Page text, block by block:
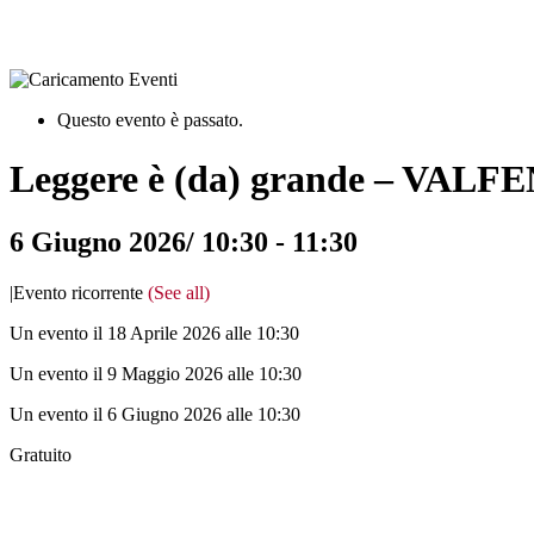
Questo evento è passato.
Leggere è (da) grande –
6 Giugno 2026/ 10:30 - 11:30
|Evento ricorrente (See all)
Un evento il 18 Aprile 2026 alle 10:30
Un evento il 9 Maggio 2026 alle 10:30
Un evento il 6 Giugno 2026 alle 10:30
Gratuito